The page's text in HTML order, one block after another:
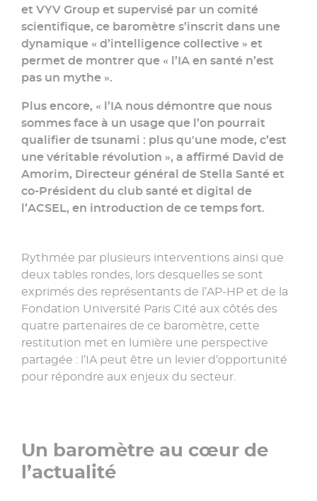
Contacter
un
conseiller
»
et VYV Group et supervisé par un comité
scientifique, ce baromètre s’inscrit dans une
dynamique « d’intelligence collective » et
permet de montrer que « l’IA en santé n’est
pas un mythe ».
Plus encore, « l’IA nous démontre que nous
sommes face à un usage que l’on pourrait
qualifier de tsunami : plus qu'une mode, c’est
une véritable révolution », a affirmé David de
Amorim, Directeur général de Stella Santé et
co-Président du club santé et digital de
l’ACSEL, en introduction de ce temps fort.
Rythmée par plusieurs interventions ainsi que
deux tables rondes, lors desquelles se sont
exprimés des représentants de l’AP-HP et de la
Fondation Université Paris Cité aux côtés des
quatre partenaires de ce baromètre, cette
restitution met en lumière une perspective
partagée : l’IA peut être un levier d’opportunité
pour répondre aux enjeux du secteur.
Un baromètre au cœur de
l’actualité